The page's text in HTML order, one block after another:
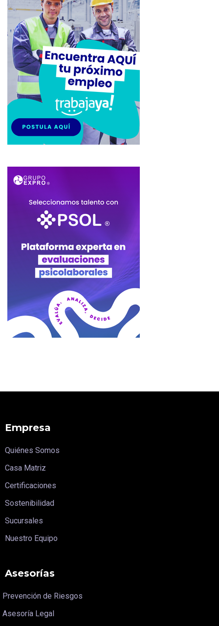
Empresa
Quiénes Somos
Casa Matriz
Certificaciones
Sostenibilidad
Sucursales
Nuestro Equipo
Asesorías
Prevención de Riesgos
Asesoría Legal